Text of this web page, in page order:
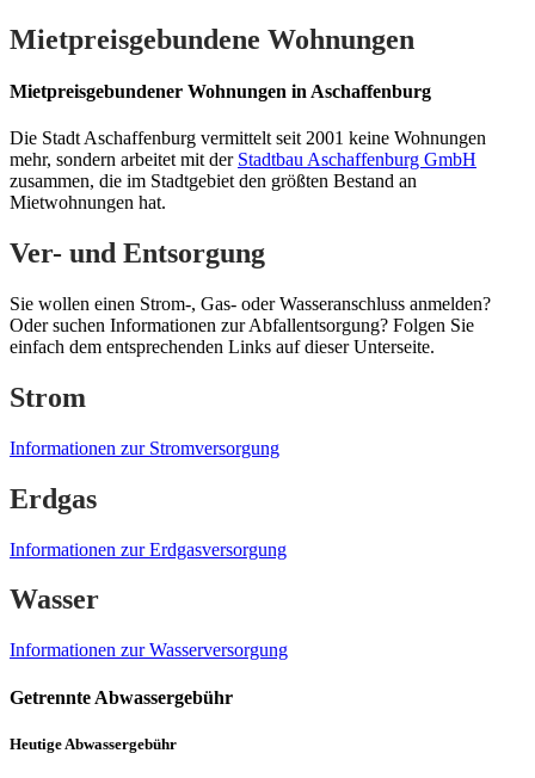
Mietpreisgebundene Wohnungen
Mietpreisgebundener Wohnungen in Aschaffenburg
Die Stadt Aschaffenburg vermittelt seit 2001 keine Wohnungen
mehr, sondern arbeitet mit der Stadtbau Aschaffenburg GmbH
zusammen, die im Stadtgebiet den größten Bestand an
Mietwohnungen hat.
Ver- und Entsorgung
Sie wollen einen Strom-, Gas- oder Wasseranschluss anmelden?
Oder suchen Informationen zur Abfallentsorgung? Folgen Sie
einfach dem entsprechenden Links auf dieser Unterseite.
Strom
Informationen zur Stromversorgung
Erdgas
Informationen zur Erdgasversorgung
Wasser
Informationen zur Wasserversorgung
Getrennte Abwassergebühr
Heutige Abwassergebühr